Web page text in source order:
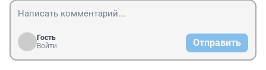
Гость
Войти
Отправить